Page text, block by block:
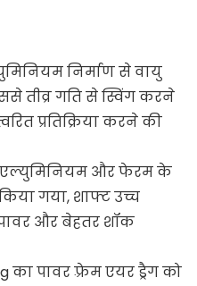
निर्माण से वायु
तीव्र गति से स्विंग करने
प्रतिक्रिया करने की
और फेरम के
गया, शाफ्ट उच्च
और बेहतर शॉक
का पावर फ़्रेम एयर ड्रैग को